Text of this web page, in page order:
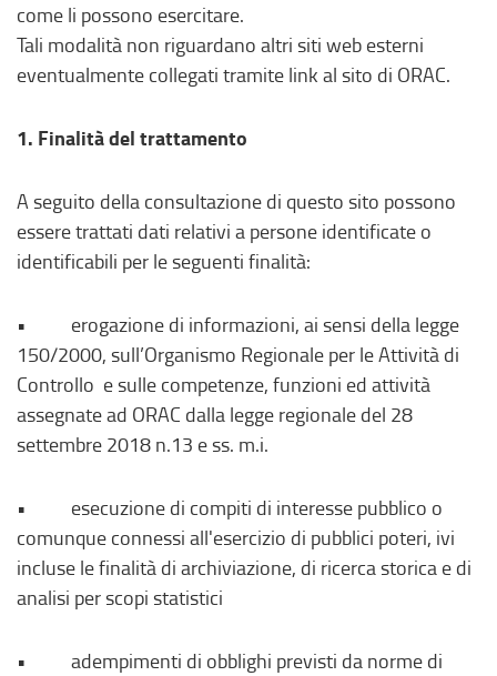
come li possono esercitare.
Tali modalità non riguardano altri siti web esterni
eventualmente collegati tramite link al sito di ORAC.
1. Finalità del trattamento
A seguito della consultazione di questo sito possono
essere trattati dati relativi a persone identificate o
identificabili per le seguenti finalità:
• erogazione di informazioni, ai sensi della legge
150/2000, sull’Organismo Regionale per le Attività di
Controllo e sulle competenze, funzioni ed attività
assegnate ad ORAC dalla legge regionale del 28
settembre 2018 n.13 e ss. m.i.
• esecuzione di compiti di interesse pubblico o
comunque connessi all'esercizio di pubblici poteri, ivi
incluse le finalità di archiviazione, di ricerca storica e di
analisi per scopi statistici
• adempimenti di obblighi previsti da norme di